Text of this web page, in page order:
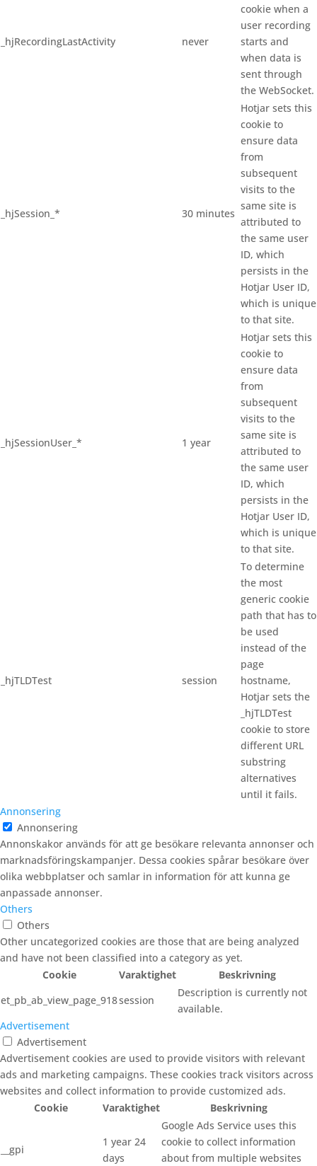
_hjRecordingLastActivity never
cookie when a
user recording
starts and
when data is
sent through
the WebSocket.
_hjSession_* 30 minutes
Hotjar sets this
cookie to
ensure data
from
subsequent
visits to the
same site is
attributed to
the same user
ID, which
persists in the
Hotjar User ID,
which is unique
to that site.
_hjSessionUser_* 1 year
Hotjar sets this
cookie to
ensure data
from
subsequent
visits to the
same site is
attributed to
the same user
ID, which
persists in the
Hotjar User ID,
which is unique
to that site.
_hjTLDTest session
To determine
the most
generic cookie
path that has to
be used
instead of the
page
hostname,
Hotjar sets the
_hjTLDTest
cookie to store
different URL
substring
alternatives
until it fails.
Annonsering
Annonsering
Annonskakor används för att ge besökare relevanta annonser och
marknadsföringskampanjer. Dessa cookies spårar besökare över
olika webbplatser och samlar in information för att kunna ge
anpassade annonser.
Others
Others
Other uncategorized cookies are those that are being analyzed
and have not been classified into a category as yet.
Cookie
Varaktighet
Beskrivning
et_pb_ab_view_page_918session
Description is currently not
available.
Advertisement
Advertisement
Advertisement cookies are used to provide visitors with relevant
ads and marketing campaigns. These cookies track visitors across
websites and collect information to provide customized ads.
Cookie
Varaktighet Beskrivning
__gpi
1 year 24
days
Google Ads Service uses this
cookie to collect information
about from multiple websites